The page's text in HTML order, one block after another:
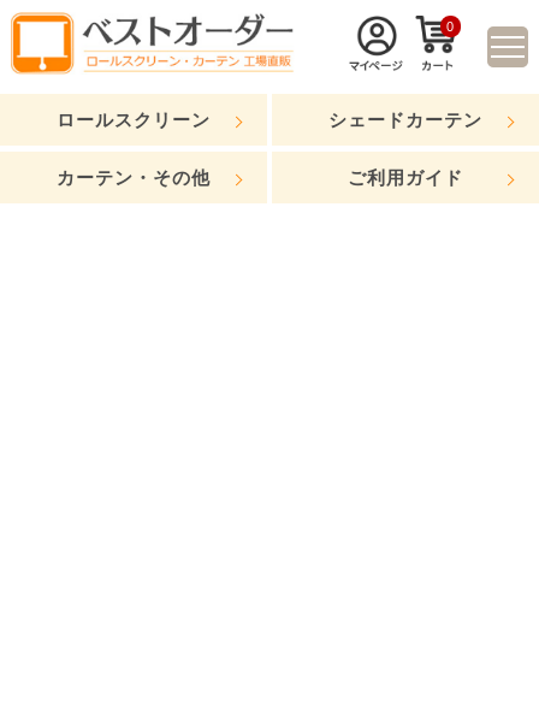
0
ロールスクリーン シェードカーテン
カーテン・その他 ご利用ガイド